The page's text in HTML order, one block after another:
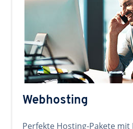
Webhosting
Perfekte Hosting-Pakete mit